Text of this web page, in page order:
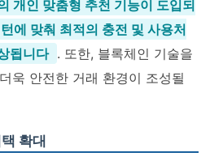
개인 맞춤형 추천 기능이 도입되
에 맞춰 최적의 충전 및 사용처
됩니다 . 또한, 블록체인 기술을
욱 안전한 거래 환경이 조성될
확대